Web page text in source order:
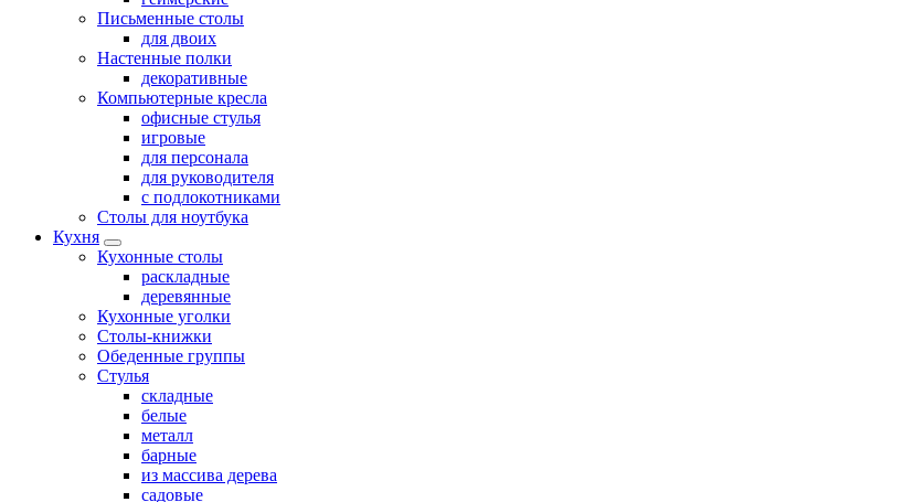
Письменные столы
для двоих
Настенные полки
декоративные
Компьютерные кресла
офисные стулья
игровые
для персонала
для руководителя
с подлокотниками
Столы для ноутбука
Кухня
Кухонные столы
раскладные
деревянные
Кухонные уголки
Столы-книжки
Обеденные группы
Стулья
складные
белые
металл
барные
из массива дерева
садовые